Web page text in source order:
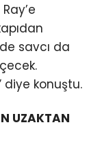
savcı da
diye konuştu.
UZAKTAN